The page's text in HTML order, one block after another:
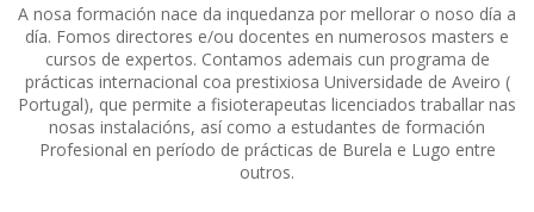
A nosa formación nace da inquedanza por mellorar o noso día a
día. Fomos directores e/ou docentes en numerosos masters e
cursos de expertos. Contamos ademais cun programa de
prácticas internacional coa prestixiosa Universidade de Aveiro (
Portugal), que permite a fisioterapeutas licenciados traballar nas
nosas instalacións, así como a estudantes de formación
Profesional en período de prácticas de Burela e Lugo entre
outros.